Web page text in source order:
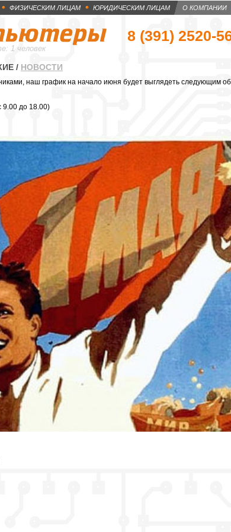
ФИЗИЧЕСКИМ ЛИЦАМ ЮРИДИЧЕСКИМ ЛИЦАМ О КОМПАНИИ
1 человек
8 (391) 2520-
/ НОВОСТИ
наш график на начало июня будет выглядеть следующим
9.00 до 18.00)